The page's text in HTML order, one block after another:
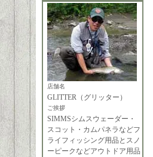
店舗名
GLITTER（グリッター）
ご挨拶
SIMMSシムスウェーダー・
スコット・カムパネラなどフ
ライフィッシング用品とスノ
ーピークなどアウトドア用品